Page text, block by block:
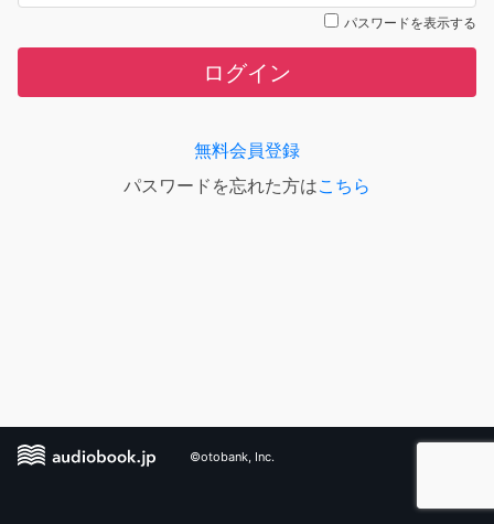
パスワードを表示する
ログイン
無料会員登録
パスワードを忘れた方はこちら
©otobank, Inc.